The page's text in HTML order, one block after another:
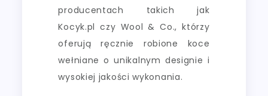
producentach takich jak
Kocyk.pl czy Wool & Co., którzy
oferują ręcznie robione koce
wełniane o unikalnym designie i
wysokiej jakości wykonania.